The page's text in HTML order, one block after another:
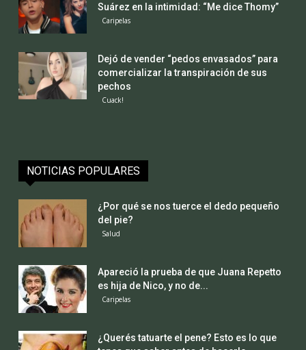
Suárez en la intimidad: “Me dice Thomy”
Caripelas
Dejó de vender “pedos envasados” para
comercializar la transpiración de sus
pechos
Cuack!
NOTICIAS POPULARES
¿Por qué se nos tuerce el dedo pequeño
del pie?
Salud
Apareció la prueba de que Juana Repetto
es hija de Nico, y no de...
Caripelas
¿Querés tatuarte el pene? Esto es lo que